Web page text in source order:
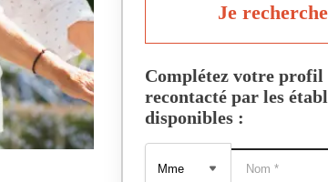
Je
Complétez votre
recontacté par les
disponibles :